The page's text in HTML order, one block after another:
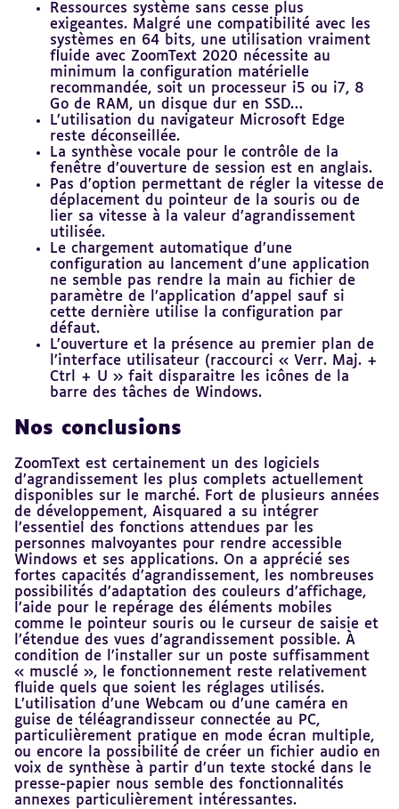
Ressources système sans cesse plus
exigeantes. Malgré une compatibilité avec les
systèmes en 64 bits, une utilisation vraiment
fluide avec ZoomText 2020 nécessite au
minimum la configuration matérielle
recommandée, soit un processeur i5 ou i7, 8
Go de RAM, un disque dur en SSD…
L’utilisation du navigateur Microsoft Edge
reste déconseillée.
La synthèse vocale pour le contrôle de la
fenêtre d’ouverture de session est en anglais.
Pas d’option permettant de régler la vitesse de
déplacement du pointeur de la souris ou de
lier sa vitesse à la valeur d’agrandissement
utilisée.
Le chargement automatique d’une
configuration au lancement d’une application
ne semble pas rendre la main au fichier de
paramètre de l’application d’appel sauf si
cette dernière utilise la configuration par
défaut.
L’ouverture et la présence au premier plan de
l’interface utilisateur (raccourci « Verr. Maj. +
Ctrl + U » fait disparaitre les icônes de la
barre des tâches de Windows.
Nos conclusions
ZoomText est certainement un des logiciels
d’agrandissement les plus complets actuellement
disponibles sur le marché. Fort de plusieurs années
de développement, Aisquared a su intégrer
l’essentiel des fonctions attendues par les
personnes malvoyantes pour rendre accessible
Windows et ses applications. On a apprécié ses
fortes capacités d’agrandissement, les nombreuses
possibilités d’adaptation des couleurs d’affichage,
l’aide pour le repérage des éléments mobiles
comme le pointeur souris ou le curseur de saisie et
l’étendue des vues d’agrandissement possible. À
condition de l’installer sur un poste suffisamment
« musclé », le fonctionnement reste relativement
fluide quels que soient les réglages utilisés.
L’utilisation d’une Webcam ou d’une caméra en
guise de téléagrandisseur connectée au PC,
particulièrement pratique en mode écran multiple,
ou encore la possibilité de créer un fichier audio en
voix de synthèse à partir d’un texte stocké dans le
presse-papier nous semble des fonctionnalités
annexes particulièrement intéressantes.